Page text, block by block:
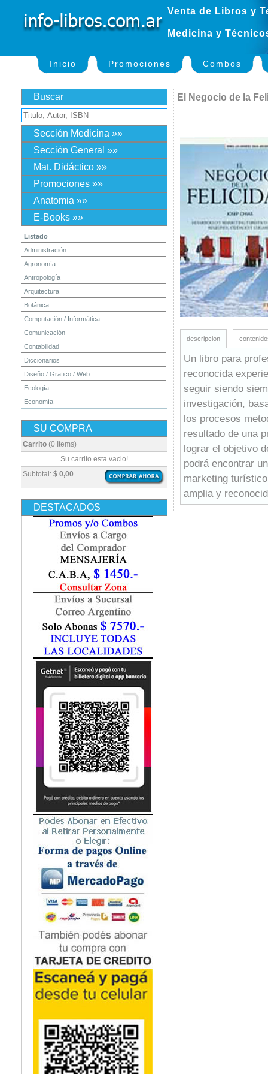
Venta de Libros y
Medicina y
Inicio Promociones Combos
Buscar
Sección Medicina »»
Sección General »»
Mat. Didáctico »»
Promociones »»
Anatomia »»
E-Books »»
Listado
Administración
Agronomía
Antropología
Arquitectura
Botánica
Computación / Informática
Comunicación
Contabilidad
Diccionarios
Diseño / Grafico / Web
Ecología
Economía
Electrónica
Estadística
Física
Higiene y Seguridad
Historia
Ingeniería
Marketing / Publicidad
Metodología Investigación
Negocios
Periodismo
Política
Programación
Psicología
Química
Recursos Humanos
Redes / LAN / WiFi
Sociología
SU COMPRA
Carrito (0 Items)
Subtotal: $ 0,00
Su carrito esta vacio!
DESTACADOS
El Negocio de la
descripcion
Un libro para
reconocida
seguir siendo
investigación,
los procesos
resultado de una
lograr el objetivo
podrá encontrar
marketing
amplia y